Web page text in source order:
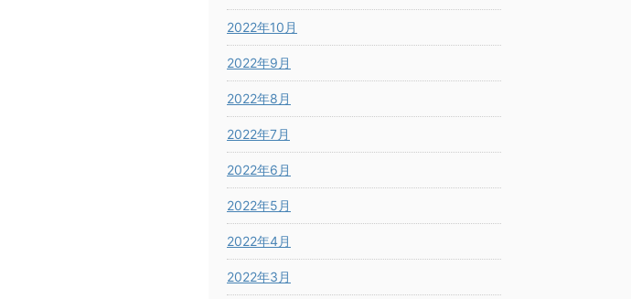
2022年10月
2022年9月
2022年8月
2022年7月
2022年6月
2022年5月
2022年4月
2022年3月